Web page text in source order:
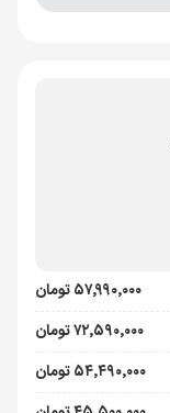
۵۷٬۹۹۰٬۰۰۰ تومان
۷۲٬۵۹۰٬۰۰۰ تومان
۵۴٬۴۹۰٬۰۰۰ تومان